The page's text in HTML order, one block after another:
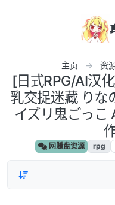
主页 资
[日式RPG/AI汉
乳交捉迷藏 りな
イズリ鬼ごっこ
网赚盘资源 rpg